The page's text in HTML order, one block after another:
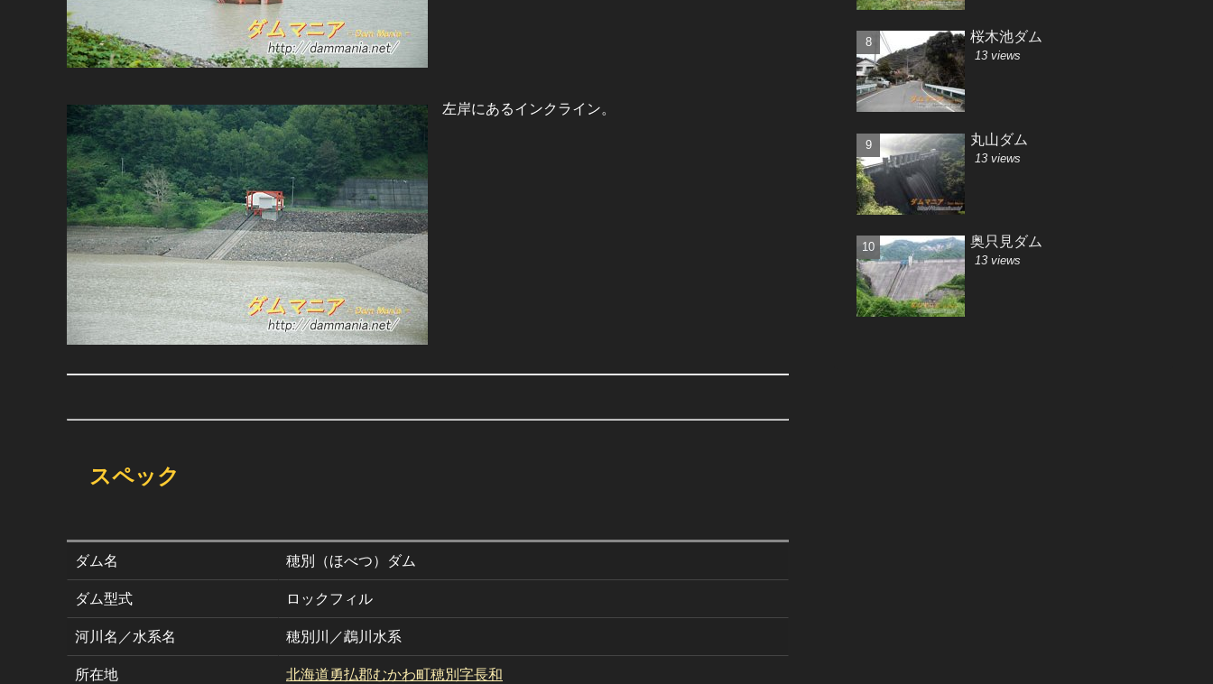
左岸にあるインクライン。
スペック
ダム名 穂別（ほべつ）ダム
ダム型式 ロックフィル
河川名／水系名 穂別川／鵡川水系
所在地 北海道勇払郡むかわ町穂別字長和
桜木池ダム
13 views
丸山ダム
13 views
奥只見ダム
13 views